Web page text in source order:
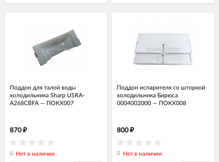
Поддон для талой воды
холодильника Sharp USRA-
A268CBFA — ПОКХ007
870 ₽
Нет в наличии
Поддон испарителя со шторкой
холодильника Бирюса
0004002000 — ПОКХ008
800 ₽
Нет в наличии